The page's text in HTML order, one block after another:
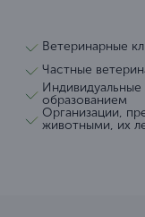
Ветеринарные
Частные
образованием
Организации,
животными, их